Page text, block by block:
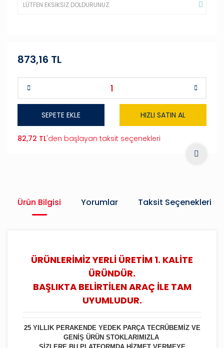
873,16 TL
SEPETE EKLE HIZLI SATIN AL
82,72 TL'den başlayan taksit seçenekleri
Ürün Bilgisi Yorumlar Taksit Seçenekleri
ÜRÜNLERİMİZ YERLİ ÜRETİM 1. KALİTE
ÜRÜNDÜR.
BAŞLIKTA BELİRTİLEN ARAÇ İLE TAM
UYUMLUDUR.
25 YILLIK PERAKENDE YEDEK PARÇA TECRÜBEMİZ VE
GENİŞ ÜRÜN STOKLARIMIZLA